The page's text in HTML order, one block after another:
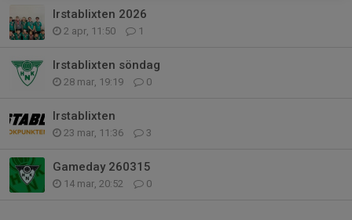
Irstablixten 2026
2 apr, 11:50 1
Irstablixten söndag
28 mar, 19:19 0
Irstablixten
23 mar, 11:36 3
Gameday 260315
14 mar, 20:52 0